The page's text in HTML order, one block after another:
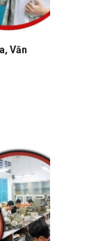
Văn